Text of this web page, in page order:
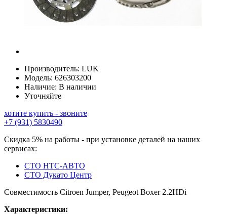
Производитель: LUK
Модель: 626303200
Наличие: В наличии
Уточняйте
хотите купить - звоните
+7 (931) 5830490
Скидка 5% на работы - при установке деталей на наших
сервисах:
СТО НТС-АВТО
СТО Дукато Центр
Совместимость Citroen Jumper, Peugeot Boxer 2.2HDi
Характеристики: